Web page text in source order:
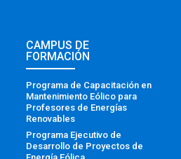
CAMPUS DE
FORMACIÓN
Programa de Capacitación en
Mantenimiento Eólico para
Profesores de Energías
Renovables
Programa Ejecutivo de
Desarrollo de Proyectos de